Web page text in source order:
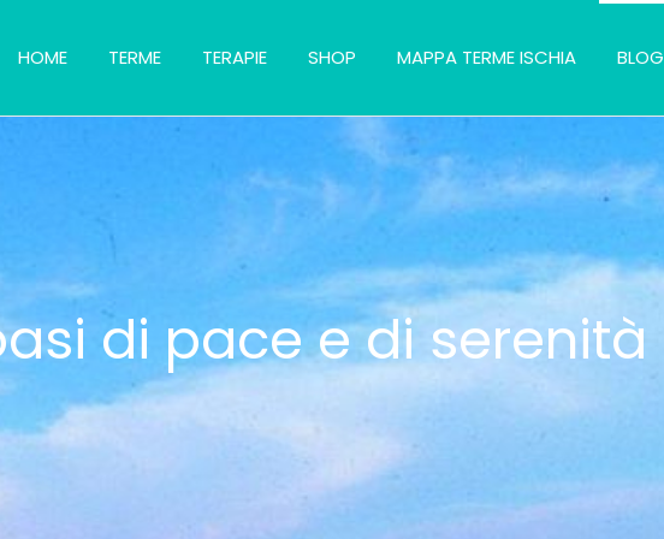
HOME TERME TERAPIE SHOP MAPPA TERME ISCHIA BLOG
di pace e di serenità